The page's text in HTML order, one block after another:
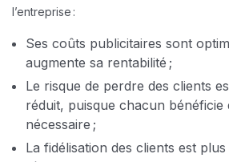
l’entreprise :
Ses coûts publicitaires sont
augmente sa rentabilité ;
Le risque de perdre des clients
réduit, puisque chacun bénéficie
nécessaire ;
La fidélisation des clients est